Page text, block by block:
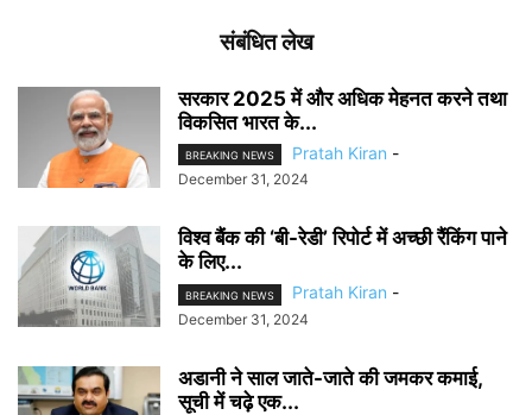
संबंधित लेख
सरकार 2025 में और अधिक मेहनत करने तथा
विकसित भारत के...
BREAKING NEWS Pratah Kiran -
December 31, 2024
विश्व बैंक की ‘बी-रेडी’ रिपोर्ट में अच्छी रैंकिंग पाने
के लिए...
BREAKING NEWS Pratah Kiran -
December 31, 2024
अडानी ने साल जाते-जाते की जमकर कमाई,
सूची में चढ़े एक...